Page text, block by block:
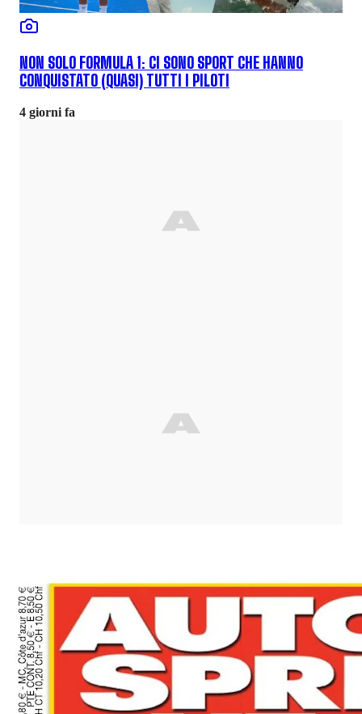
NON SOLO FORMULA 1: CI SONO SPORT CHE HANNO
CONQUISTATO (QUASI) TUTTI I PILOTI
4 giorni fa